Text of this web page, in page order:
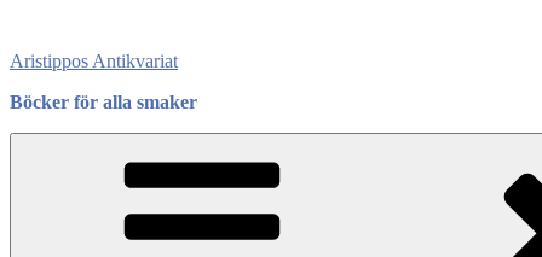
content
Aristippos Antikvariat
Böcker för alla smaker